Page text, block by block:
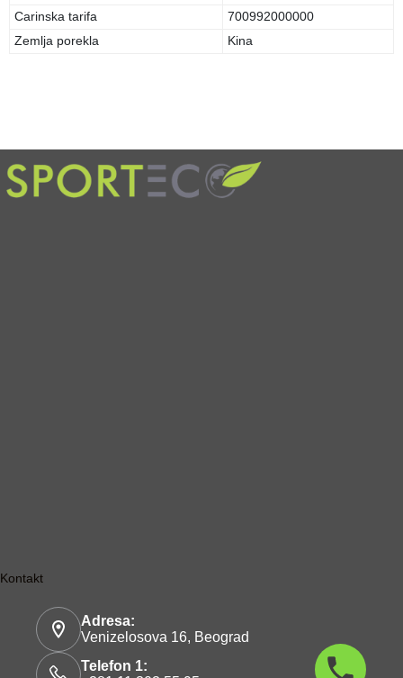
Carinska tarifa
700992000000
Zemlja porekla
Kina
Kontakt
Adresa:
Venizelosova 16, Beograd
Telefon 1: